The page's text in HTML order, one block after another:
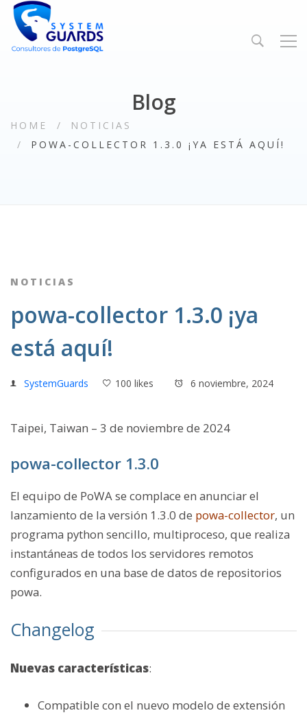
Blog
HOME
NOTICIAS
POWA-COLLECTOR 1.3.0 ¡YA ESTÁ AQUÍ!
NOTICIAS
powa-collector 1.3.0 ¡ya
está aquí!
SystemGuards 100 likes 6 noviembre, 2024
Taipei, Taiwan – 3 de noviembre de 2024
powa-collector 1.3.0
El equipo de PoWA se complace en anunciar el
lanzamiento de la versión 1.3.0 de powa-collector, un
programa python sencillo, multiproceso, que realiza
instantáneas de todos los servidores remotos
configurados en una base de datos de repositorios
powa.
Changelog
Nuevas características:
Compatible con el nuevo modelo de extensión